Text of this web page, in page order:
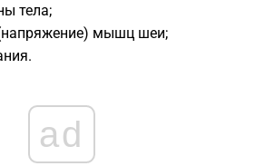
тела;
мышц шеи;
ad